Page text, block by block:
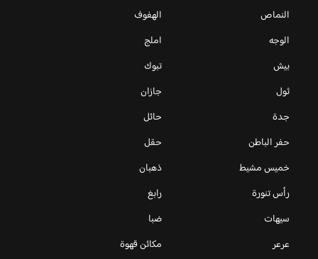
النماص
الهفوف
الوجه
املج
بيش
تبوك
ثول
جازان
جدة
حائل
حفر الباطن
حقل
خميس مشيط
ذهبان
رأس تنورة
رابغ
سيهات
ضبا
عرعر
مكائن قهوة